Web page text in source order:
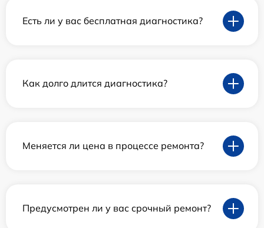
Есть ли у вас бесплатная диагностика?
Как долго длится диагностика?
Меняется ли цена в процессе ремонта?
Предусмотрен ли у вас срочный ремонт?